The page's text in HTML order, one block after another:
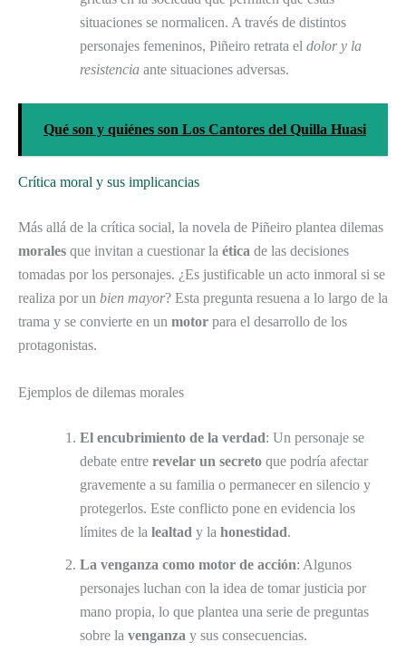
situaciones se normalicen. A través de distintos
personajes femeninos, Piñeiro retrata el dolor y la
resistencia ante situaciones adversas.
Qué son y quiénes son Los Cantores del Quilla Huasi
Crítica moral y sus implicancias
Más allá de la crítica social, la novela de Piñeiro plantea dilemas
morales que invitan a cuestionar la ética de las decisiones
tomadas por los personajes. ¿Es justificable un acto inmoral si se
realiza por un bien mayor? Esta pregunta resuena a lo largo de la
trama y se convierte en un motor para el desarrollo de los
protagonistas.
Ejemplos de dilemas morales
El encubrimiento de la verdad: Un personaje se
debate entre revelar un secreto que podría afectar
gravemente a su familia o permanecer en silencio y
protegerlos. Este conflicto pone en evidencia los
límites de la lealtad y la honestidad.
La venganza como motor de acción: Algunos
personajes luchan con la idea de tomar justicia por
mano propia, lo que plantea una serie de preguntas
sobre la venganza y sus consecuencias.